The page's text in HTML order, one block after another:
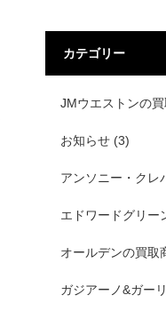
カテゴリー
JMウエストンの
お知らせ (3)
アンソニー・クレ
エドワードグリー
オールデンの買取
ガジアーノ&ガー